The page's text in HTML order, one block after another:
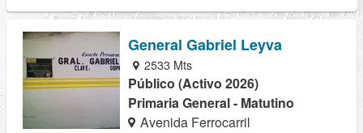
General Gabriel Leyva
2533 Mts
Público (Activo 2026)
Primaria General - Matutino
Avenida Ferrocarril